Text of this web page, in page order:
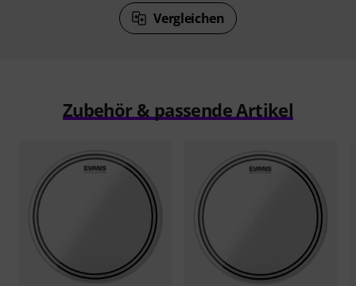
Vergleichen
Zubehör & passende Artikel